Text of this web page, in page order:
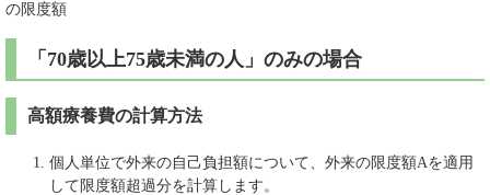
の限度額
「70歳以上75歳未満の人」のみの場合
高額療養費の計算方法
個人単位で外来の自己負担額について、外来の限度額Aを適用
して限度額超過分を計算します。